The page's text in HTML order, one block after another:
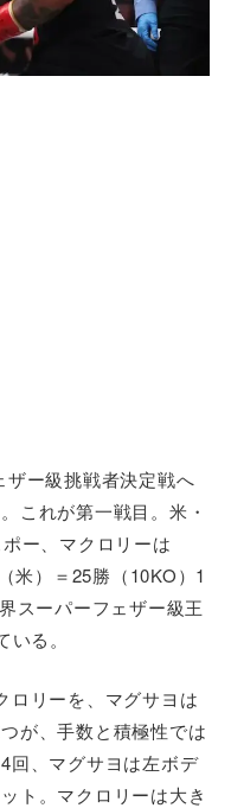
ー級挑戦者決定戦へ
これが第一戦目。米・
ー、マクロリーは
米）＝25勝（10KO）1
スーパーフェザー級王
る。
ロリーを、マグサヨは
が、手数と積極性では
回、マグサヨは左ボデ
ト。マクロリーは大き